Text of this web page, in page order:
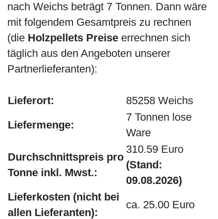
nach Weichs beträgt 7 Tonnen. Dann wäre
mit folgendem Gesamtpreis zu rechnen
(die Holzpellets Preise errechnen sich
täglich aus den Angeboten unserer
Partnerlieferanten):
Lieferort:
85258 Weichs
Liefermenge:
7 Tonnen lose
Ware
Durchschnittspreis pro
Tonne inkl. Mwst.:
310.59 Euro
(Stand:
09.08.2026)
Lieferkosten (nicht bei
allen Lieferanten):
ca. 25.00 Euro